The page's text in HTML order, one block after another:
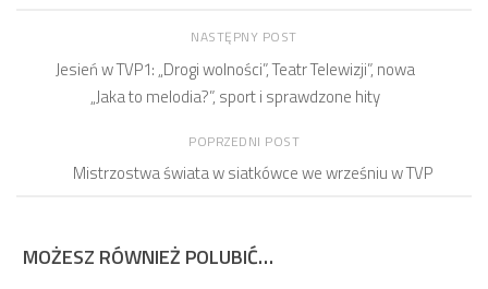
NASTĘPNY POST
Jesień w TVP1: „Drogi wolności”, Teatr Telewizji”, nowa
„Jaka to melodia?”, sport i sprawdzone hity
POPRZEDNI POST
Mistrzostwa świata w siatkówce we wrześniu w TVP
MOŻESZ RÓWNIEŻ POLUBIĆ…